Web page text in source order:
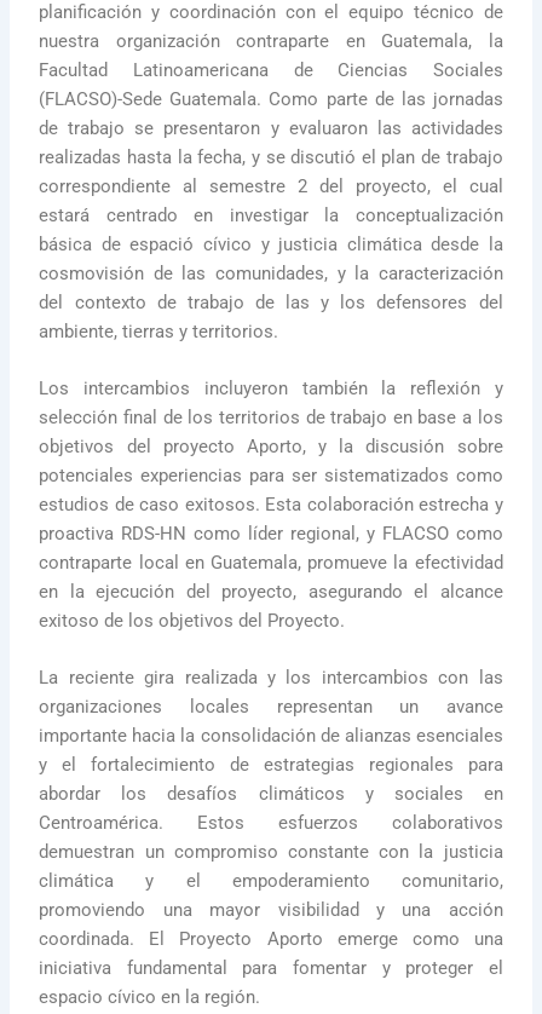
planificación y coordinación con el equipo técnico de
nuestra organización contraparte en Guatemala, la
Facultad Latinoamericana de Ciencias Sociales
(FLACSO)-Sede Guatemala. Como parte de las jornadas
de trabajo se presentaron y evaluaron las actividades
realizadas hasta la fecha, y se discutió el plan de trabajo
correspondiente al semestre 2 del proyecto, el cual
estará centrado en investigar la conceptualización
básica de espació cívico y justicia climática desde la
cosmovisión de las comunidades, y la caracterización
del contexto de trabajo de las y los defensores del
ambiente, tierras y territorios.
Los intercambios incluyeron también la reflexión y
selección final de los territorios de trabajo en base a los
objetivos del proyecto Aporto, y la discusión sobre
potenciales experiencias para ser sistematizados como
estudios de caso exitosos. Esta colaboración estrecha y
proactiva RDS-HN como líder regional, y FLACSO como
contraparte local en Guatemala, promueve la efectividad
en la ejecución del proyecto, asegurando el alcance
exitoso de los objetivos del Proyecto.
La reciente gira realizada y los intercambios con las
organizaciones locales representan un avance
importante hacia la consolidación de alianzas esenciales
y el fortalecimiento de estrategias regionales para
abordar los desafíos climáticos y sociales en
Centroamérica. Estos esfuerzos colaborativos
demuestran un compromiso constante con la justicia
climática y el empoderamiento comunitario,
promoviendo una mayor visibilidad y una acción
coordinada. El Proyecto Aporto emerge como una
iniciativa fundamental para fomentar y proteger el
espacio cívico en la región.